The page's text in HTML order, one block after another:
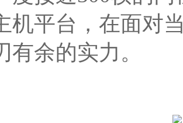
机平台，在面对
有余的实力。